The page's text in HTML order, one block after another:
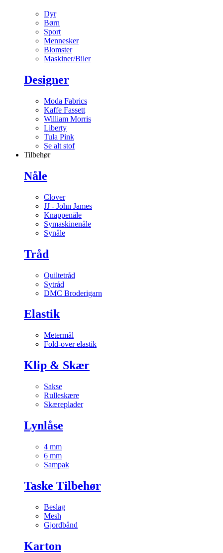
Dyr
Børn
Sport
Mennesker
Blomster
Maskiner/Biler
Designer
Moda Fabrics
Kaffe Fassett
William Morris
Liberty
Tula Pink
Se alt stof
Tilbehør
Nåle
Clover
JJ - John James
Knappenåle
Symaskinenåle
Synåle
Tråd
Quiltetråd
Sytråd
DMC Broderigarn
Elastik
Metermål
Fold-over elastik
Klip & Skær
Sakse
Rulleskære
Skæreplader
Lynlåse
4 mm
6 mm
Sampak
Taske Tilbehør
Beslag
Mesh
Gjordbånd
Karton